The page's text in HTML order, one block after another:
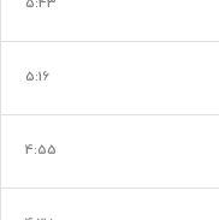
5:16
4:55